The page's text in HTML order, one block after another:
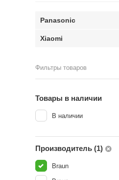
Panasonic
Xiaomi
Фильтры товаров
Товары в наличии
В наличии
Производитель (1)
Braun